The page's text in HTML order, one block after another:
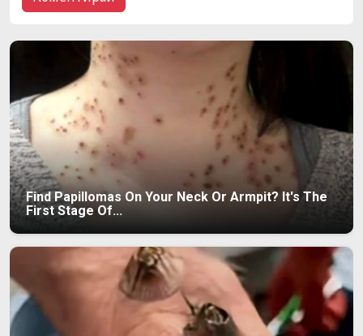
Find Papillomas On Your Neck Or Armpit? It's The
First Stage Of...